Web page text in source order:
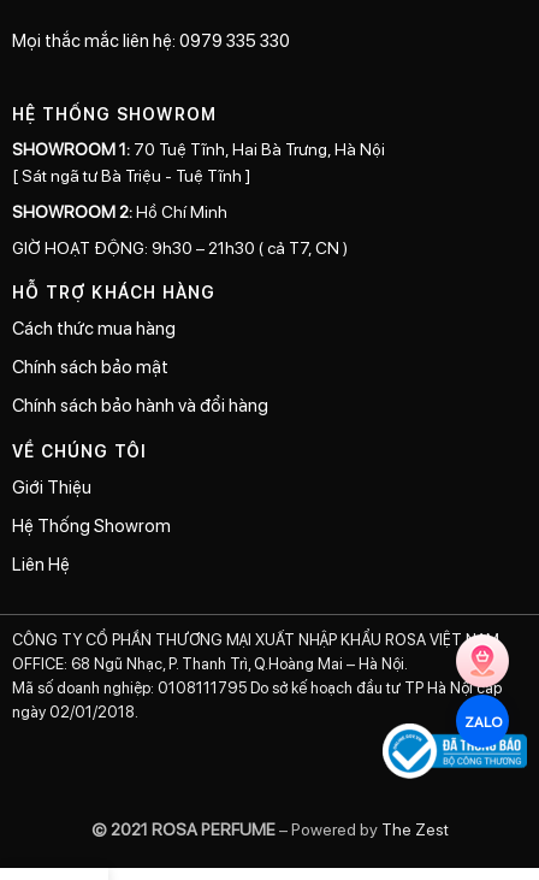
ZALO
Mọi thắc mắc liên hệ: 0979 335 330
HỆ THỐNG SHOWROM
SHOWROOM 1: 70 Tuệ Tĩnh, Hai Bà Trưng, Hà Nội
[ Sát ngã tư Bà Triệu - Tuệ Tĩnh ]
SHOWROOM 2:Hồ Chí Minh
GIỜ HOẠT ĐỘNG: 9h30 – 21h30 ( cả T7, CN )
HỖ TRỢ KHÁCH HÀNG
Cách thức mua hàng
Chính sách bảo mật
Chính sách bảo hành và đổi hàng
VỀ CHÚNG TÔI
Giới Thiệu
Hệ Thống Showrom
Liên Hệ
CÔNG TY CỔ PHẦN THƯƠNG MẠI XUẤT NHẬP KHẨU ROSA VIỆT NAM
OFFICE: 68 Ngũ Nhạc, P. Thanh Trì, Q.Hoàng Mai – Hà Nội.
Mã số doanh nghiệp: 0108111795 Do sở kế hoạch đầu tư TP Hà Nội cấp
ngày 02/01/2018.
© 2021 ROSA PERFUME– Powered byThe Zest